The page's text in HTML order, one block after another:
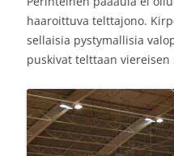
haaroittuva telttajono.
sellaisia pystymallisia
puskivat telttaan